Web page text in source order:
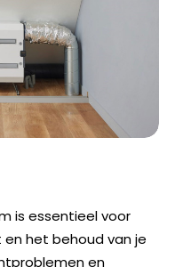
is essentieel voor
het behoud van je
en